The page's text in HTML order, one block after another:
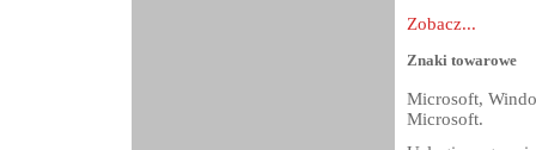
Zobacz...
Znaki towarowe
Microsoft,
Microsoft.